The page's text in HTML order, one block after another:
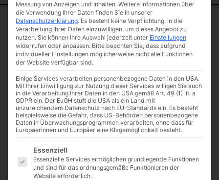
Start/Natursteinstufen Mini Stufen
/ Muschelkalk rustikale
Blockstufe 35 – 45 mini
Muschelkalk
Blockstufe 35 –
45 mini
Artikelnummer: MRBS35M
€24,00 (inkl. MwSt.)
Preis / Stück ab 10 Stück
Abnahmemenge
€34 (inkl. MwSt.)
Messung von Anzeigen und Inhalten. Weitere Informationen über
die Verwendung Ihrer Daten finden Sie in unserer
Datenschutzerklärung. Es besteht keine Verpflichtung, in die
Verarbeitung Ihrer Daten einzuwilligen, um dieses Angebot zu
nutzen. Sie können Ihre Auswahl jederzeit unter Einstellungen
widerrufen oder anpassen. Bitte beachten Sie, dass aufgrund
individueller Einstellungen möglicherweise nicht alle Funktionen
der Website verfügbar sind.
Einige Services verarbeiten personenbezogene Daten in den USA.
Mit Ihrer Einwilligung zur Nutzung dieser Services willigen Sie auch
in die Verarbeitung Ihrer Daten in den USA gemäß Art. 49 (1) lit. a
GDPR ein. Der EuGH stuft die USA als ein Land mit
unzureichendem Datenschutz nach EU-Standards ein. Es besteht
beispielsweise die Gefahr, dass US-Behörden personenbezogene
Daten in Überwachungsprogrammen verarbeiten, ohne dass für
Europäerinnen und Europäer eine Klagemöglichkeit besteht.
Es folgt eine Liste der Service-Gruppen, für die eine
Essenziell
Essenzielle Services ermöglichen grundlegende Funktionen
und sind für das ordnungsgemäße Funktionieren der
Website erforderlich.